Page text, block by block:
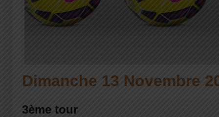
Dimanche 13 Novembre
3ème tour